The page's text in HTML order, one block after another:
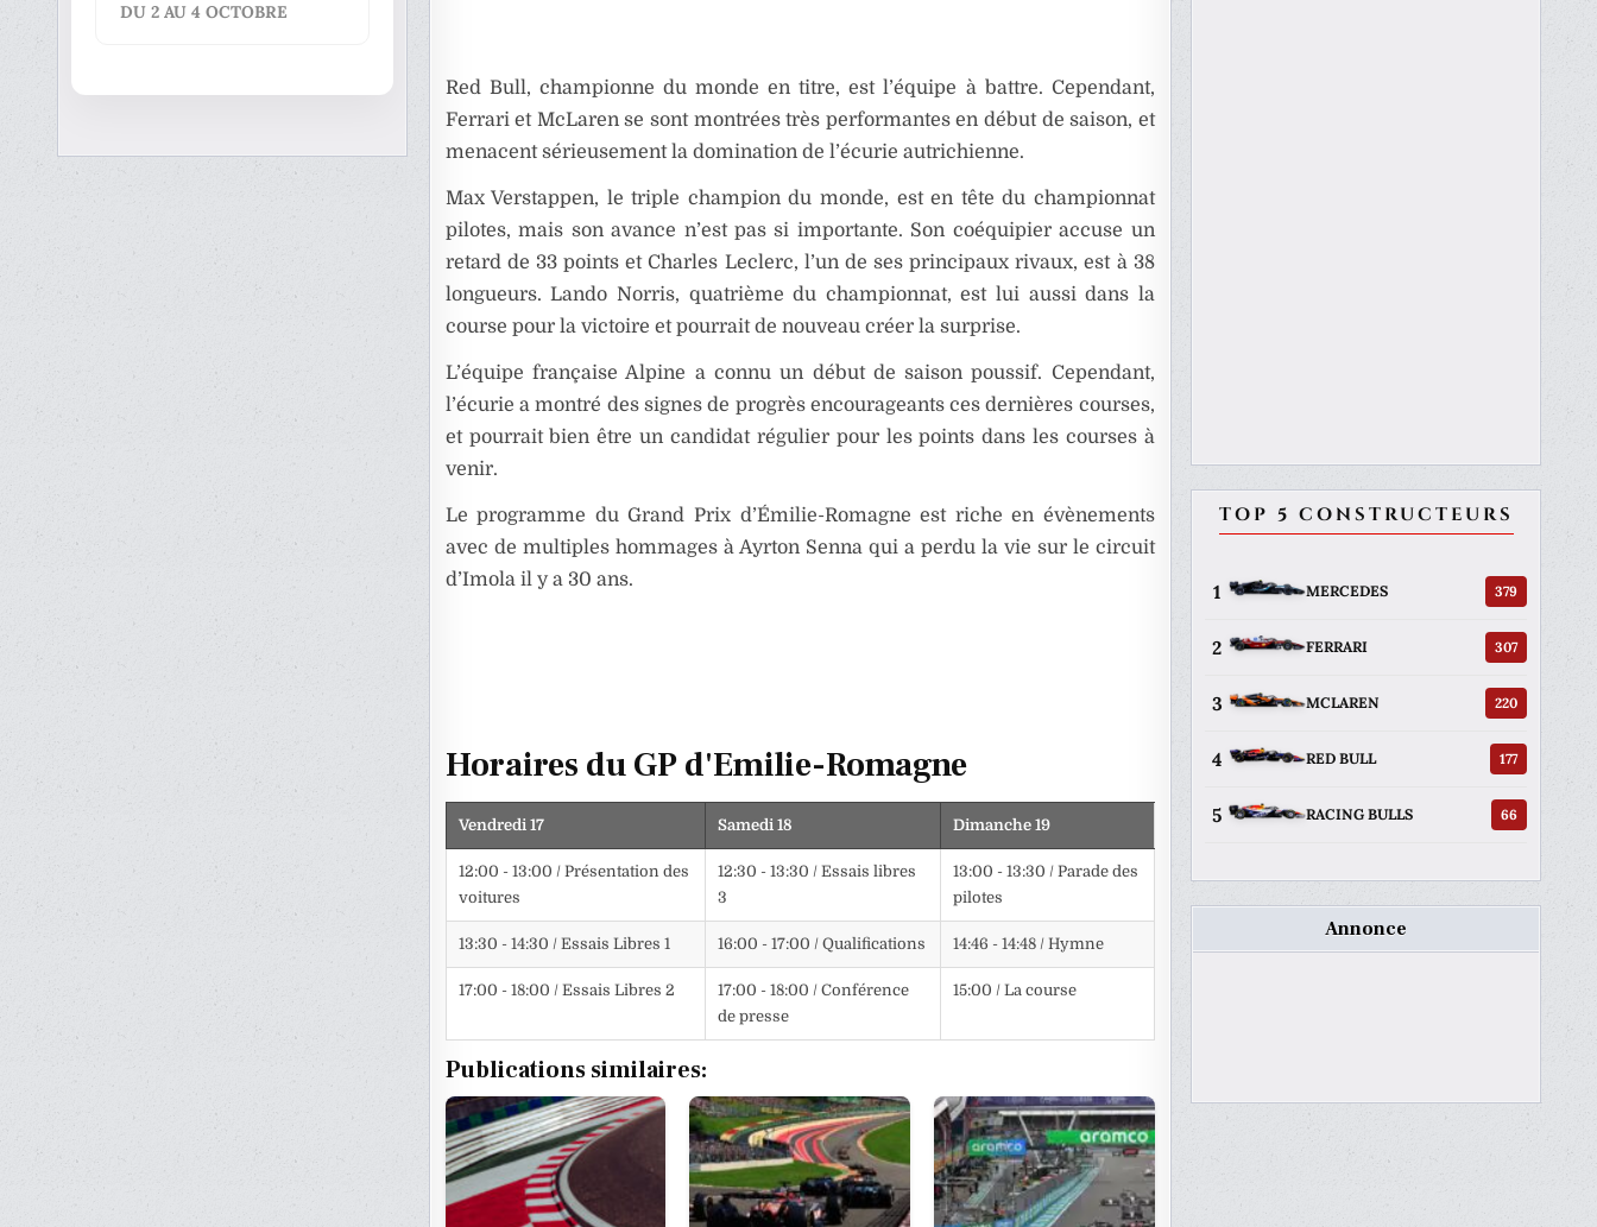
Red Bull, championne du monde en titre, est l’équipe à battre. Cependant,
Ferrari et McLaren se sont montrées très performantes en début de saison, et
menacent sérieusement la domination de l’écurie autrichienne.
Max Verstappen, le triple champion du monde, est en tête du championnat
pilotes, mais son avance n’est pas si importante. Son coéquipier accuse un
retard de 33 points et Charles Leclerc, l’un de ses principaux rivaux, est à 38
longueurs. Lando Norris, quatrième du championnat, est lui aussi dans la
course pour la victoire et pourrait de nouveau créer la surprise.
L’équipe française Alpine a connu un début de saison poussif. Cependant,
l’écurie a montré des signes de progrès encourageants ces dernières courses,
et pourrait bien être un candidat régulier pour les points dans les courses à
venir.
Le programme du Grand Prix d’Émilie-Romagne est riche en évènements
avec de multiples hommages à Ayrton Senna qui a perdu la vie sur le circuit
d’Imola il y a 30 ans.
Horaires du GP d'Emilie-Romagne
Vendredi 17 Samedi 18 Dimanche 19
12:00 - 13:00 / Présentation des
voitures
12:30 - 13:30 / Essais libres
3
13:00 - 13:30 / Parade des
pilotes
13:30 - 14:30 / Essais Libres 1 16:00 - 17:00 / Qualifications 14:46 - 14:48 / Hymne
17:00 - 18:00 / Essais Libres 2
17:00 - 18:00 / Conférence
de presse
15:00 / La course
Publications similaires:
DU 2 AU 4 OCTOBRE
TOP 5 CONSTRUCTEURS
1 MERCEDES 379
2 FERRARI 307
3 MCLAREN 220
4 RED BULL 177
5 RACING BULLS 66
Annonce